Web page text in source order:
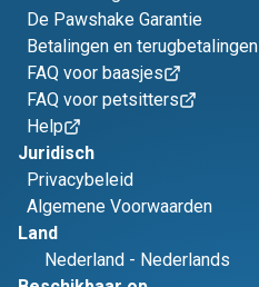
De Pawshake Garantie
Betalingen en terugbetalingen
FAQ voor baasjes
FAQ voor petsitters
Help
Juridisch
Privacybeleid
Algemene Voorwaarden
Land
Nederland - Nederlands